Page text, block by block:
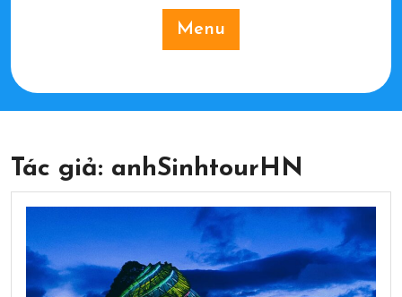
Menu
Tác giả: anhSinhtourHN